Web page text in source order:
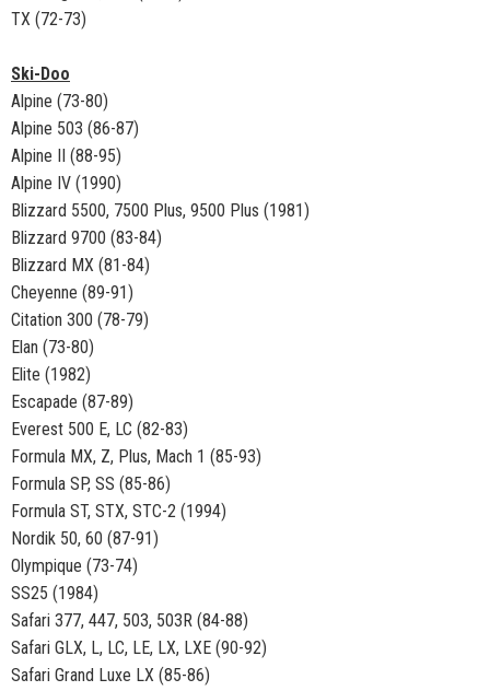
TX (72-73)
Ski-Doo
Alpine (73-80)
Alpine 503 (86-87)
Alpine II (88-95)
Alpine IV (1990)
Blizzard 5500, 7500 Plus, 9500 Plus (1981)
Blizzard 9700 (83-84)
Blizzard MX (81-84)
Cheyenne (89-91)
Citation 300 (78-79)
Elan (73-80)
Elite (1982)
Escapade (87-89)
Everest 500 E, LC (82-83)
Formula MX, Z, Plus, Mach 1 (85-93)
Formula SP, SS (85-86)
Formula ST, STX, STC-2 (1994)
Nordik 50, 60 (87-91)
Olympique (73-74)
SS25 (1984)
Safari 377, 447, 503, 503R (84-88)
Safari GLX, L, LC, LE, LX, LXE (90-92)
Safari Grand Luxe LX (85-86)